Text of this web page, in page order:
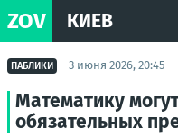
ZOV КИЕВ
ПАБЛИКИ 3 июня 2026, 20:45
Математику
обязательных